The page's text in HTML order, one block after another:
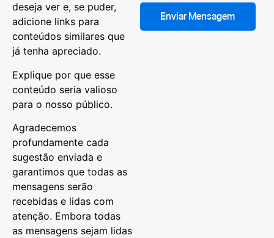
deseja ver e, se puder,
adicione links para
conteúdos similares que
já tenha apreciado.
Explique por que esse
conteúdo seria valioso
para o nosso público.
Agradecemos
profundamente cada
sugestão enviada e
garantimos que todas as
mensagens serão
recebidas e lidas com
atenção. Embora todas
as mensagens sejam lidas
Enviar Mensagem